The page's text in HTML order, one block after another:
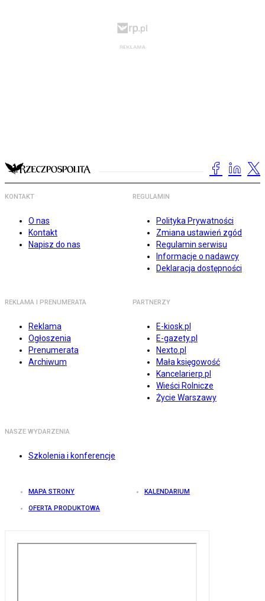
KONTAKT
O nas
Kontakt
Napisz do nas
REGULAMIN
Polityka Prywatności
Zmiana ustawień zgód
Regulamin serwisu
Informacje o nadawcy
Deklaracja dostępności
REKLAMA I PRENUMERATA
Reklama
Ogłoszenia
Prenumerata
Archiwum
PARTNERZY
E-kiosk.pl
E-gazety.pl
Nexto.pl
Mała księgowość
Kancelarierp.pl
Wieści Rolnicze
Życie Warszawy
NASZE WYDARZENIA
Szkolenia i konferencje
MAPA STRONY KALENDARIUM
OFERTA PRODUKTOWA